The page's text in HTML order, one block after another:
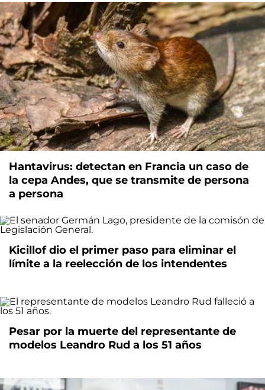
Hantavirus: detectan en Francia un caso de
la cepa Andes, que se transmite de persona
a persona
Kicillof dio el primer paso para eliminar el
límite a la reelección de los intendentes
Pesar por la muerte del representante de
modelos Leandro Rud a los 51 años